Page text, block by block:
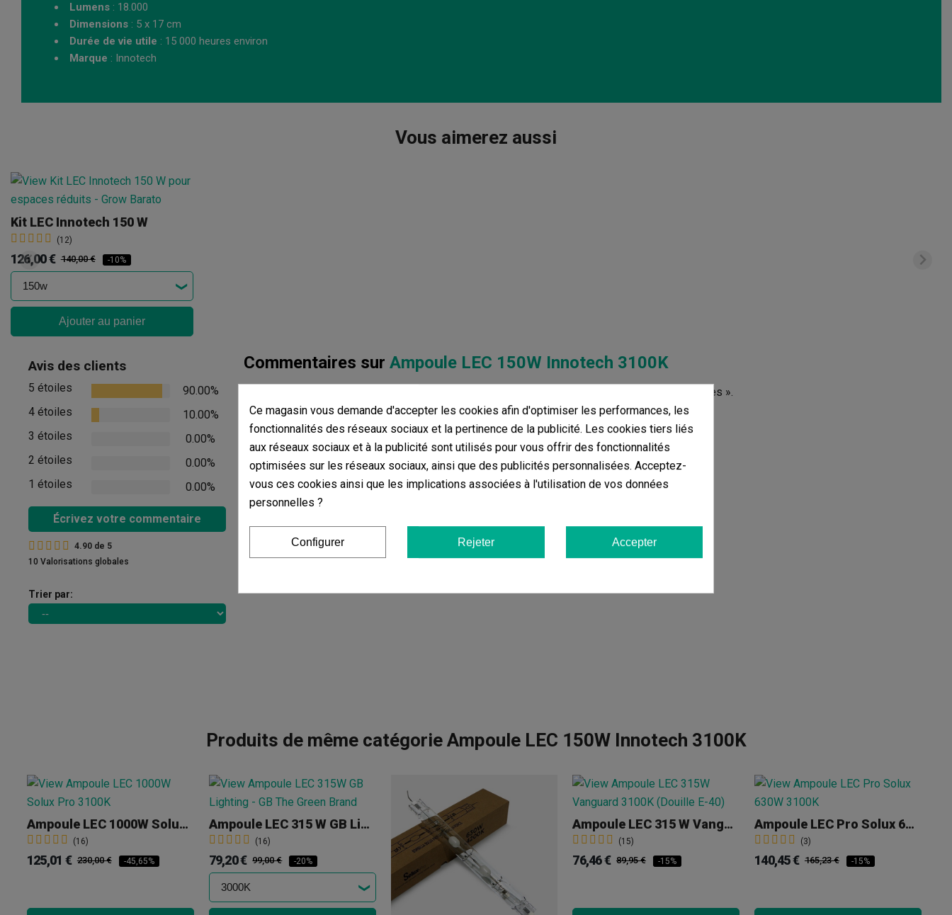
Lumens : 18.000
Dimensions : 5 x 17 cm
Durée de vie utile : 15 000 heures environ
Marque : Innotech
Vous aimerez aussi
Kit LEC Innotech 150 W
(12)
126,00 € 140,00 € -10%
Ajouter au panier
Avis des clients
5 étoiles
90.00%
4 étoiles
10.00%
3 étoiles
0.00%
2 étoiles
0.00%
1 étoiles
0.00%
Écrivez votre commentaire
4.90 de 5
10 Valorisations globales
Trier par:
Commentaires sur Ampoule LEC 150W Innotech 3100K
Il n'y a pas d'avis dans votre langue, vérifiez-les tous en cliquant sur « avis dans d'autres langues ».
Afficher les commentaires dans d’autres langues
Produits de même catégorie Ampoule LEC 150W Innotech 3100K
Ampoule LEC 1000W Solux Pro 3100K
(16)
125,01 € 230,00 € -45,65%
Ampoule LEC 315 W GB Lighting
(16)
79,20 € 99,00 € -20%
Ampoule LEC 315 W Vanguard 3 100 K (culot E-40)
(15)
76,46 € 89,95 € -15%
Ampoule LEC Pro Solux 630W 3100K
(3)
140,45 € 165,23 € -15%
Ce magasin vous demande d'accepter les cookies afin d'optimiser les performances, les
fonctionnalités des réseaux sociaux et la pertinence de la publicité. Les cookies tiers liés
aux réseaux sociaux et à la publicité sont utilisés pour vous offrir des fonctionnalités
optimisées sur les réseaux sociaux, ainsi que des publicités personnalisées. Acceptez-
vous ces cookies ainsi que les implications associées à l'utilisation de vos données
personnelles ?
Configurer Rejeter Accepter